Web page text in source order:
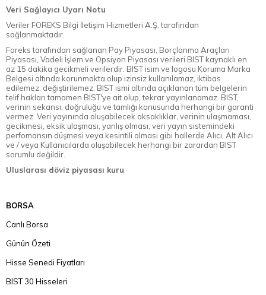
Veri Sağlayıcı Uyarı Notu
Veriler FOREKS Bilgi İletişim Hizmetleri A.Ş. tarafından
sağlanmaktadır.
Foreks tarafından sağlanan Pay Piyasası, Borçlanma Araçları
Piyasası, Vadeli İşlem ve Opsiyon Piyasası verileri BIST kaynaklı en
az 15 dakika gecikmeli verilerdir. BIST isim ve logosu Koruma Marka
Belgesi altında korunmakta olup izinsiz kullanılamaz, iktibas
edilemez, değiştirilemez. BIST ismi altında açıklanan tüm belgelerin
telif hakları tamamen BIST'ye ait olup, tekrar yayınlanamaz. BIST,
verinin sekansı, doğruluğu ve tamlığı konusunda herhangi bir garanti
vermez. Veri yayınında oluşabilecek aksaklıklar, verinin ulaşmaması,
gecikmesi, eksik ulaşması, yanlış olması, veri yayın sistemindeki
perfomansın düşmesi veya kesintili olması gibi hallerde Alıcı, Alt Alıcı
ve / veya Kullanıcılarda oluşabilecek herhangi bir zarardan BIST
sorumlu değildir.
Uluslarası döviz piyasası kuru
BORSA
Canlı Borsa
Günün Özeti
Hisse Senedi Fiyatları
BIST 30 Hisseleri